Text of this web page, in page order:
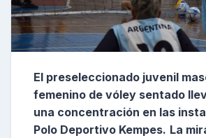
El preseleccionado juvenil
femenino de vóley sentado
una concentración en las
Polo Deportivo Kempes. La